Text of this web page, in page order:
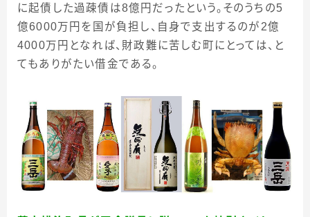
に起債した過疎債は8億円だったという。そのうちの5
億6000万円を国が負担し、自身で支出するのが 2億
4000万円となれば、財政難に苦しむ町にとっては、と
てもありがたい借金である。